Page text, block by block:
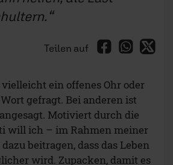
Teilen auf
ein offenes Ohr oder
gefragt. Bei anderen ist
Motiviert durch die
will ich – im Rahmen meiner
beitragen, dass das Leben
wird. Zupacken, damit es